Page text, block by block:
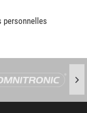
personnelles